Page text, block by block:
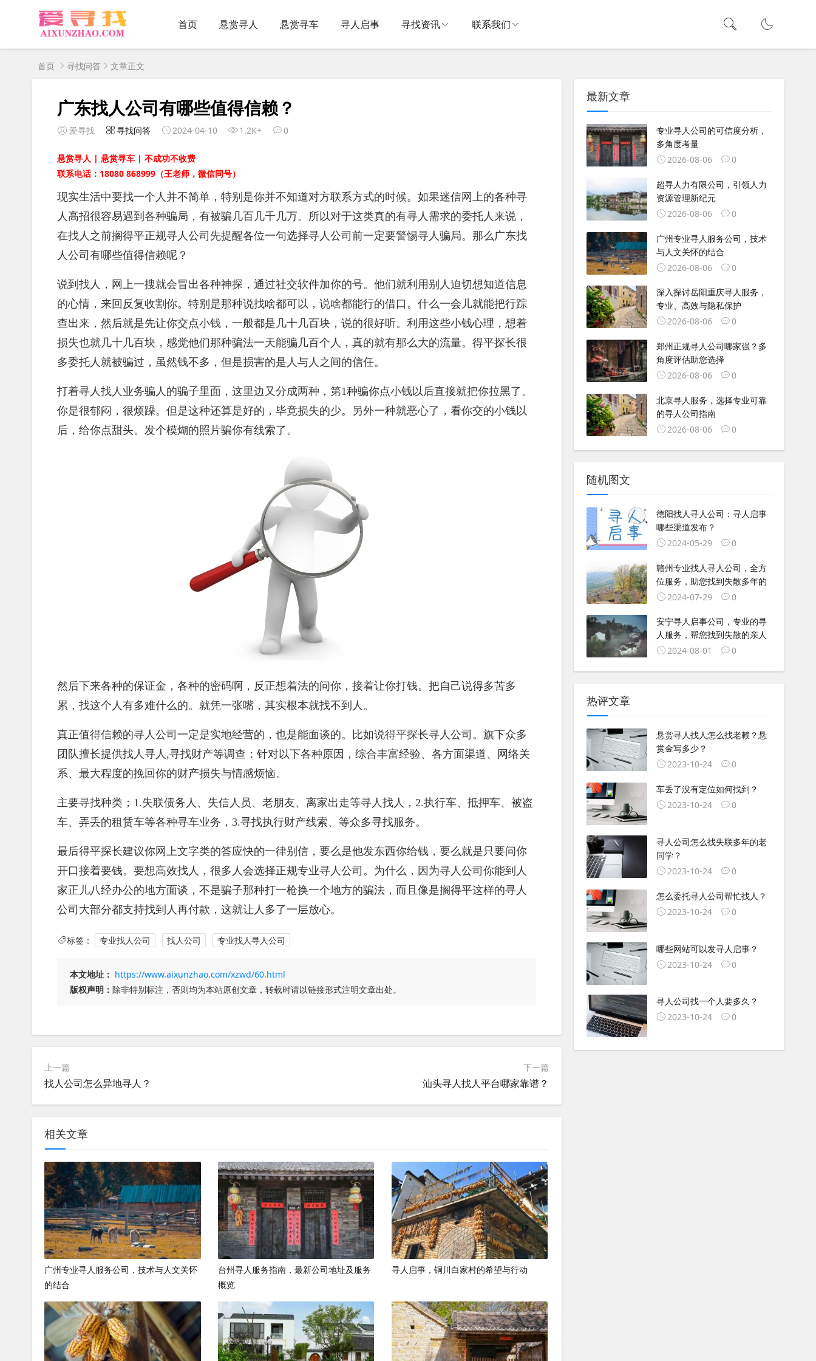
首页 悬赏寻人 悬赏寻车 寻人启事 寻找资讯 联系我们
首页 寻找问答 文章正文
广东找人公司有哪些值得信赖？
爱寻找 寻找问答 2024-04-10 1.2K+ 0
悬赏寻人 | 悬赏寻车 | 不成功不收费
联系电话：18080 868999（王老师，微信同号）
现实生活中要找一个人并不简单，特别是你并不知道对方联系方式的时候。如果迷信网上的各种寻
人高招很容易遇到各种骗局，有被骗几百几千几万。所以对于这类真的有寻人需求的委托人来说，
在找人之前搁得平正规寻人公司先提醒各位一句选择寻人公司前一定要警惕寻人骗局。那么广东找
人公司有哪些值得信赖呢？
说到找人，网上一搜就会冒出各种神探，通过社交软件加你的号。他们就利用别人迫切想知道信息
的心情，来回反复收割你。特别是那种说找啥都可以，说啥都能行的借口。什么一会儿就能把行踪
查出来，然后就是先让你交点小钱，一般都是几十几百块，说的很好听。利用这些小钱心理，想着
损失也就几十几百块，感觉他们那种骗法一天能骗几百个人，真的就有那么大的流量。得平探长很
多委托人就被骗过，虽然钱不多，但是损害的是人与人之间的信任。
打着寻人找人业务骗人的骗子里面，这里边又分成两种，第1种骗你点小钱以后直接就把你拉黑了。
你是很郁闷，很烦躁。但是这种还算是好的，毕竟损失的少。另外一种就恶心了，看你交的小钱以
后，给你点甜头。发个模煳的照片骗你有线索了。
然后下来各种的保证金，各种的密码啊，反正想着法的问你，接着让你打钱。把自己说得多苦多
累，找这个人有多难什么的。就凭一张嘴，其实根本就找不到人。
真正值得信赖的寻人公司一定是实地经营的，也是能面谈的。比如说得平探长寻人公司。旗下众多
团队擅长提供找人寻人,寻找财产等调查：针对以下各种原因，综合丰富经验、各方面渠道、网络关
系、最大程度的挽回你的财产损失与情感烦恼。
主要寻找种类；1.失联债务人、失信人员、老朋友、离家出走等寻人找人，2.执行车、抵押车、被盗
车、弄丢的租赁车等各种寻车业务，3.寻找执行财产线索、等众多寻找服务。
最后得平探长建议你网上文字类的答应快的一律别信，要么是他发东西你给钱，要么就是只要问你
开口接着要钱。要想高效找人，很多人会选择正规专业寻人公司。为什么，因为寻人公司你能到人
家正儿八经办公的地方面谈，不是骗子那种打一枪换一个地方的骗法，而且像是搁得平这样的寻人
公司大部分都支持找到人再付款，这就让人多了一层放心。
标签： 专业找人公司 找人公司 专业找人寻人公司
本文地址： https://www.aixunzhao.com/xzwd/60.html
版权声明： 除非特别标注，否则均为本站原创文章，转载时请以链接形式注明文章出处。
上一篇
找人公司怎么异地寻人？
下一篇
汕头寻人找人平台哪家靠谱？
相关文章
广州专业寻人服务公司，技术与人文关怀
的结合
台州寻人服务指南，最新公司地址及服务
概览
寻人启事，铜川白家村的希望与行动
最新文章
专业寻人公司的可信度分析，
多角度考量
2026-08-06
0
超寻人力有限公司，引领人力
资源管理新纪元
2026-08-06
0
广州专业寻人服务公司，技术
与人文关怀的结合
2026-08-06
0
深入探讨岳阳重庆寻人服务，
专业、高效与隐私保护
2026-08-06
0
郑州正规寻人公司哪家强？多
角度评估助您选择
2026-08-06
0
北京寻人服务，选择专业可靠
的寻人公司指南
2026-08-06
0
随机图文
德阳找人寻人公司：寻人启事
哪些渠道发布？
2024-05-29
0
赣州专业找人寻人公司，全方
位服务，助您找到失散多年的
2024-07-29
0
安宁寻人启事公司，专业的寻
人服务，帮您找到失散的亲人
2024-08-01
0
热评文章
悬赏寻人找人怎么找老赖？悬
赏金写多少？
2023-10-24
0
车丢了没有定位如何找到？
2023-10-24
0
寻人公司怎么找失联多年的老
同学？
2023-10-24
0
怎么委托寻人公司帮忙找人？
2023-10-24
0
哪些网站可以发寻人启事？
2023-10-24
0
寻人公司找一个人要多久？
2023-10-24
0